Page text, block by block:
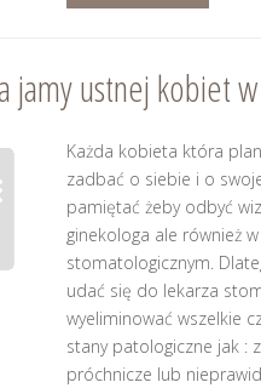
jamy ustnej kobiet w
Każda kobieta która
zadbać o siebie i o
pamiętać żeby odbyć
ginekologa ale również
stomatologicznym.
udać się do lekarza
wyeliminować wszelkie
stany patologiczne jak :
próchnicze lub